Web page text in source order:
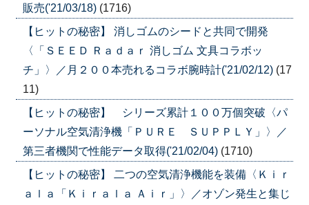
販売('21/03/18) (1716)
【ヒットの秘密】 消しゴムのシードと共同で開発
〈「ＳＥＥＤ Ｒａｄａｒ 消しゴム 文具コラボッ
チ」〉／月２００本売れるコラボ腕時計('21/02/12) (17
11)
【ヒットの秘密】 シリーズ累計１００万個突破〈パ
ーソナル空気清浄機「ＰＵＲＥ ＳＵＰＰＬＹ」〉／
第三者機関で性能データ取得('21/02/04) (1710)
【ヒットの秘密】 二つの空気清浄機能を装備〈Ｋｉｒ
ａｌａ「Ｋｉｒａｌａ Ａｉｒ」〉／オゾン発生と集じ